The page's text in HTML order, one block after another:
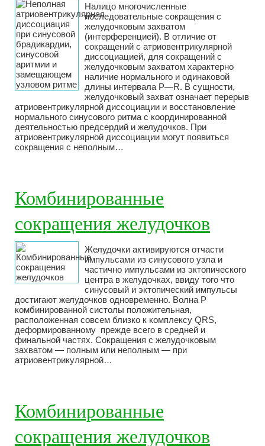
Налицо многочисленные
последовательные сокращения с
желудочковым захватом
(интерференцией). В отличие от
сокращений с атриовентрикулярной
диссоциацией, для сокращений с
желудочковым захватом характерно
наличие нормального и одинаковой
длины интервала Р—R. В сущности,
желудочковый захват означает перерыв
атриовентрикулярной диссоциации и восстановление
нормального синусового ритма с координированной
деятельностью предсердий и желудочков. При
атриовентрикулярной диссоциации могут появиться
сокращения с неполным…
Комбинированные
сокращения желудочков
Желудочки активируются отчасти
импульсами из синусового узла и
частично импульсами из эктопического
центра в желудочках, ввиду того что
синусовый и эктопический импульсы
достигают желудочков одновременно. Волна Р
комбинированной систолы положительная,
расположенная совсем близко к комплексу QRS,
деформированному прежде всего в средней и
финальной частях. Сокращения с желудочковым
захватом — полным или неполным — при
атриовентрикулярной…
Комбинированные
сокращения желудочков